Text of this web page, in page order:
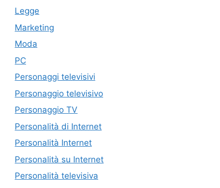
Legge
Marketing
Moda
PC
Personaggi televisivi
Personaggio televisivo
Personaggio TV
Personalità di Internet
Personalità Internet
Personalità su Internet
Personalità televisiva